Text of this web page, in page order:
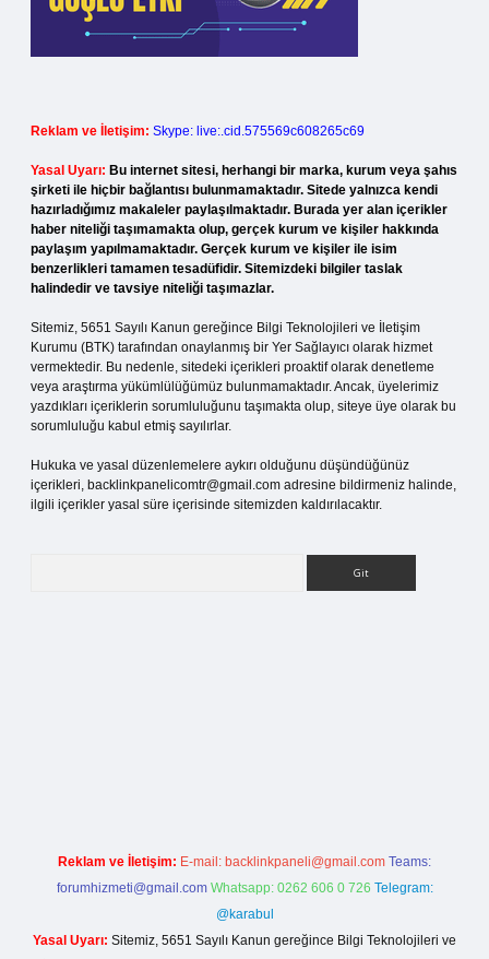
Reklam ve İletişim: Skype: live:.cid.575569c608265c69
Yasal Uyarı: Bu internet sitesi, herhangi bir marka, kurum veya şahıs
şirketi ile hiçbir bağlantısı bulunmamaktadır. Sitede yalnızca kendi
hazırladığımız makaleler paylaşılmaktadır. Burada yer alan içerikler
haber niteliği taşımamakta olup, gerçek kurum ve kişiler hakkında
paylaşım yapılmamaktadır. Gerçek kurum ve kişiler ile isim
benzerlikleri tamamen tesadüfidir. Sitemizdeki bilgiler taslak
halindedir ve tavsiye niteliği taşımazlar.
Sitemiz, 5651 Sayılı Kanun gereğince Bilgi Teknolojileri ve İletişim
Kurumu (BTK) tarafından onaylanmış bir Yer Sağlayıcı olarak hizmet
vermektedir. Bu nedenle, sitedeki içerikleri proaktif olarak denetleme
veya araştırma yükümlülüğümüz bulunmamaktadır. Ancak, üyelerimiz
yazdıkları içeriklerin sorumluluğunu taşımakta olup, siteye üye olarak bu
sorumluluğu kabul etmiş sayılırlar.
Hukuka ve yasal düzenlemelere aykırı olduğunu düşündüğünüz
içerikleri, backlinkpanelicomtr@gmail.com adresine bildirmeniz halinde,
ilgili içerikler yasal süre içerisinde sitemizden kaldırılacaktır.
Reklam ve İletişim: E-mail: backlinkpaneli@gmail.com Teams:
forumhizmeti@gmail.com Whatsapp: 0262 606 0 726 Telegram:
@karabul
Yasal Uyarı: Sitemiz, 5651 Sayılı Kanun gereğince Bilgi Teknolojileri ve